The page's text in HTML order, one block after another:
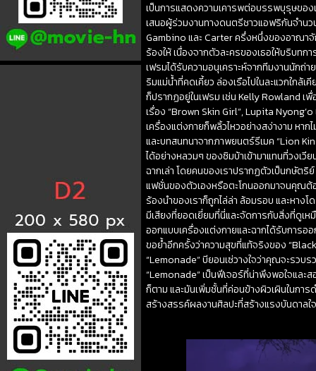
เป็นการแสดงความเคารพต่อบรรพบุรุษขอ
เสนอผู้ร่วมงานทางดนตรีชาวแอฟริกันจำน
Gambino และ Carter ครึ่งหนึ่งของอาณา
ร้องให้ เนื่องจากตัวละครของเธอให้บริบท
เฟรมได้รับความอนุเคราะห์จากทีมงานนักถ่
ริมแม่น้ำที่คดเคี้ยว ล่องเรือไปในละแวกใกล้
ก็ปรากฏอยู่ในเฟรม เช่น Kelly Rowland เ
เรื่อง “Brown Skin Girl”, Lupita
เครื่องแต่งกายก็พลิ้วไหวอย่างสง่างาม หาก
และบทสนทนาจากภาพยนตร์รีเมค “Lion
ได้อย่างหลวมๆ ของซิมบ้าเข้ามาแทนที่วงเวี
ฉากเล่า โดยคนของเราปรากฏตัวเป็นกษัต
แฟชั่นของตัวเองหรือตะโกนออกมาจนคุณต้
ร้องนำของเราก็ถูกไล่ล่า ล้อมรอบ และหา
มีเสียงที่ยอดเยี่ยมที่นี่และจัดการกับสิ่งที่ดูเ
ออกแบบเครื่องแต่งกายและฉากได้รับการ
ขอย้ำอีกครั้งว่าความสุขที่แท้จริงของ
“Lemonade” บียอนเซ่วางใจว่าคุณจะรว
“Lemonade” เป็นฟีเจอร์ที่น่าพึงพอใจแล
ก็ตาม และมันเพิ่มชั้นที่ค่อนข้างผิวเผินในก
สร้างสรรค์ผลงานศิลปะที่สร้างแรงบันดาลใ